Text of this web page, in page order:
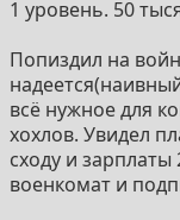
1 уровень. 50
Попиздил на
всё нужное для
хохлов. Увидел
сходу и
военкомат и